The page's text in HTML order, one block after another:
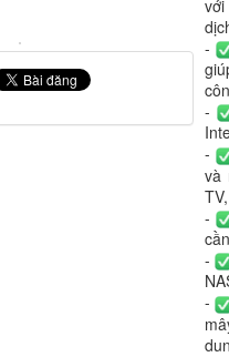
-
-
-
và
-
-
-